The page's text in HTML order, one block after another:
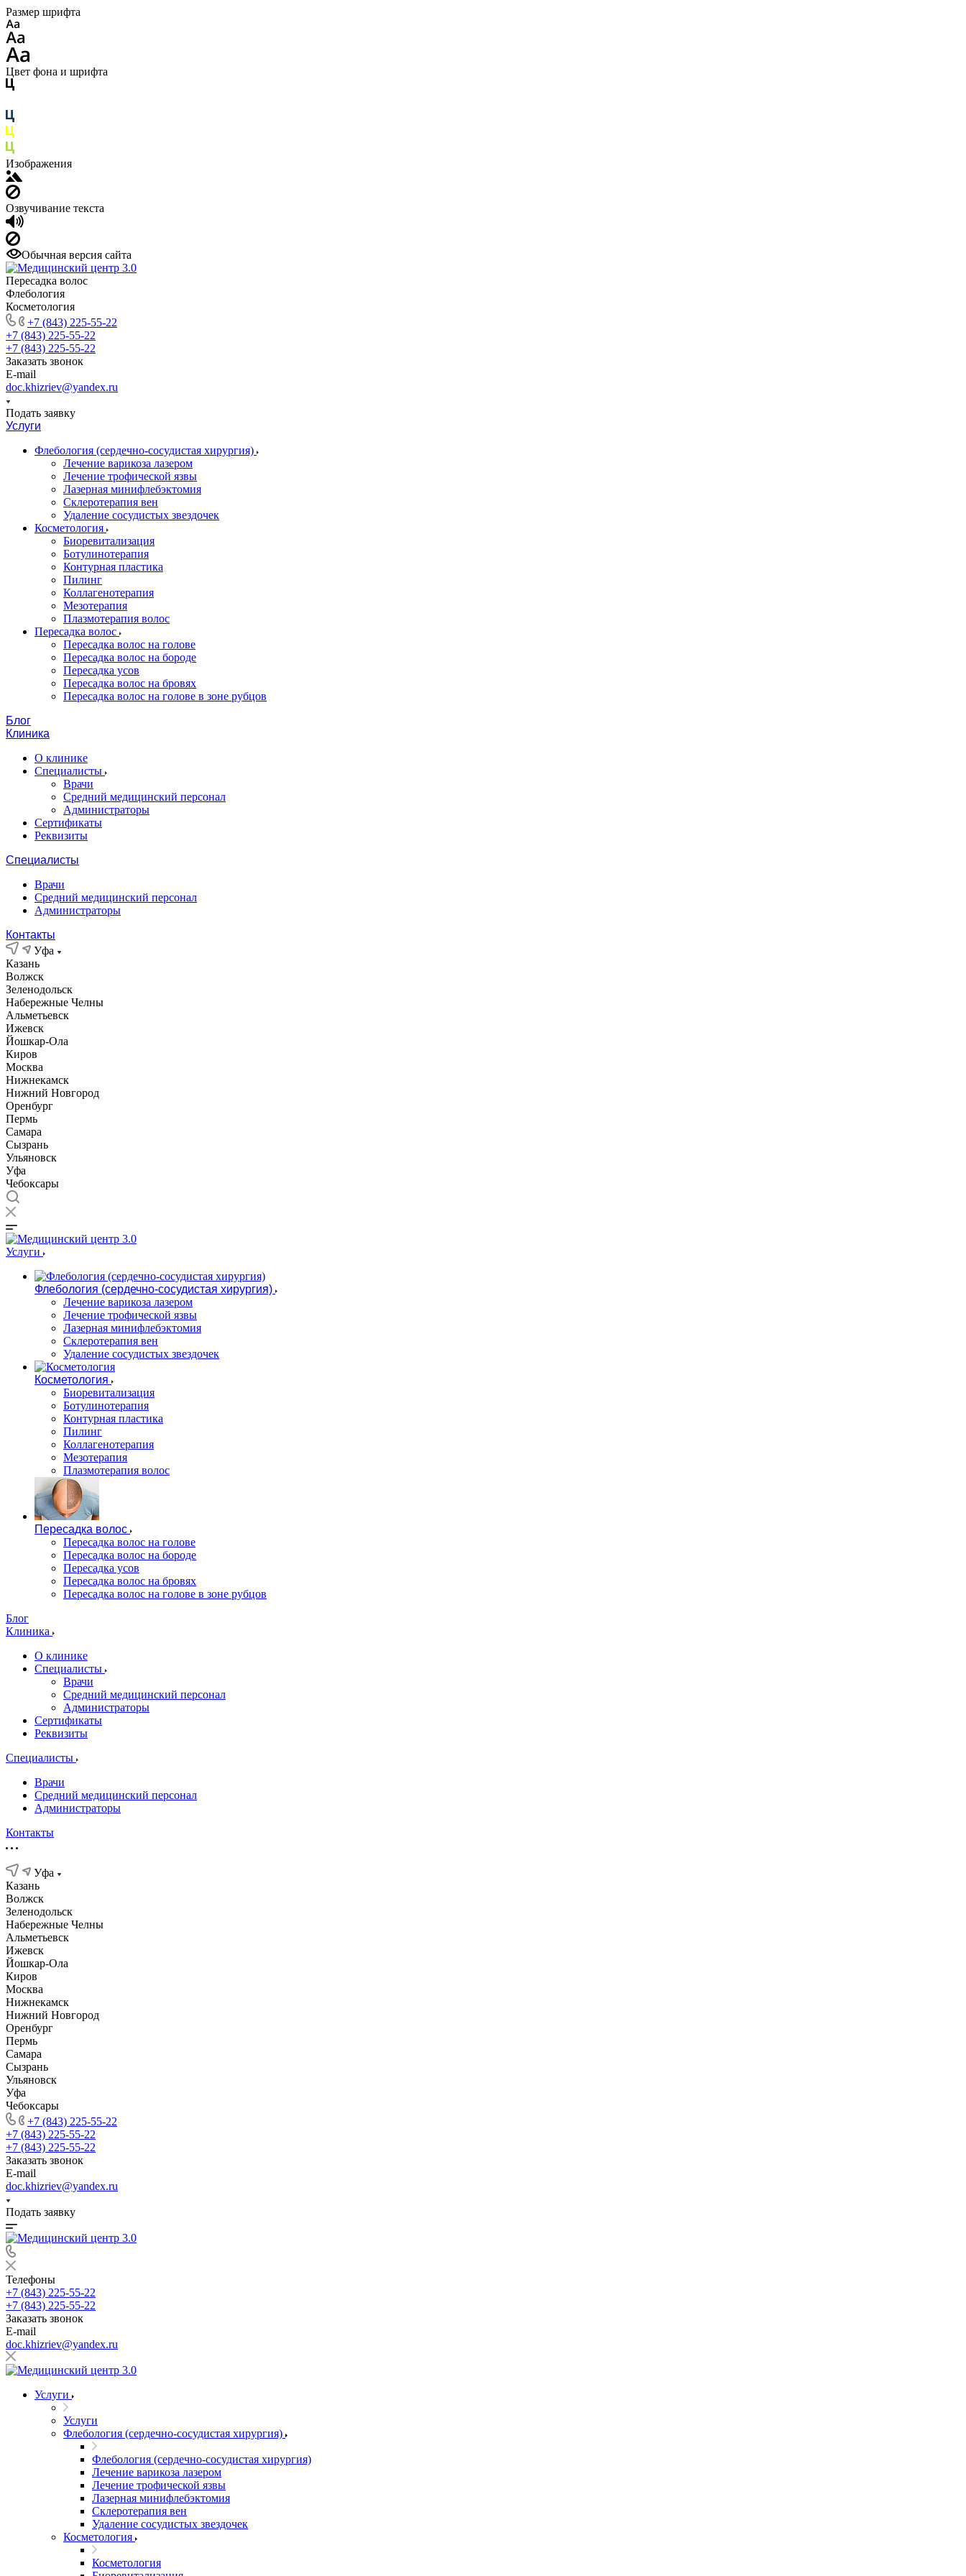
Размер шрифта
Цвет фона и шрифта
Изображения
Озвучивание текста
Обычная версия сайта
Пересадка волос
Флебология
Косметология
+7 (843) 225-55-22
+7 (843) 225-55-22
+7 (843) 225-55-22
Заказать звонок
E-mail
doc.khizriev@yandex.ru
Подать заявку
Услуги
Флебология (сердечно-сосудистая хирургия)
Лечение варикоза лазером
Лечение трофической язвы
Лазерная минифлебэктомия
Cклеротерапия вен
Удаление сосудистых звездочек
Косметология
Биоревитализация
Ботулинотерапия
Контурная пластика
Пилинг
Коллагенотерапия
Мезотерапия
Плазмотерапия волос
Пересадка волос
Пересадка волос на голове
Пересадка волос на бороде
Пересадка усов
Пересадка волос на бровях
Пересадка волос на голове в зоне рубцов
Блог
Клиника
О клинике
Специалисты
Врачи
Средний медицинский персонал
Администраторы
Сертификаты
Реквизиты
Специалисты
Врачи
Средний медицинский персонал
Администраторы
Контакты
Уфа
Казань
Волжск
Зеленодольск
Набережные Челны
Альметьевск
Ижевск
Йошкар-Ола
Киров
Москва
Нижнекамск
Нижний Новгород
Оренбург
Пермь
Самара
Сызрань
Ульяновск
Уфа
Чебоксары
Услуги
Флебология (сердечно-сосудистая хирургия)
Лечение варикоза лазером
Лечение трофической язвы
Лазерная минифлебэктомия
Cклеротерапия вен
Удаление сосудистых звездочек
Косметология
Биоревитализация
Ботулинотерапия
Контурная пластика
Пилинг
Коллагенотерапия
Мезотерапия
Плазмотерапия волос
Пересадка волос
Пересадка волос на голове
Пересадка волос на бороде
Пересадка усов
Пересадка волос на бровях
Пересадка волос на голове в зоне рубцов
Блог
Клиника
О клинике
Специалисты
Врачи
Средний медицинский персонал
Администраторы
Сертификаты
Реквизиты
Специалисты
Врачи
Средний медицинский персонал
Администраторы
Контакты
Уфа
Казань
Волжск
Зеленодольск
Набережные Челны
Альметьевск
Ижевск
Йошкар-Ола
Киров
Москва
Нижнекамск
Нижний Новгород
Оренбург
Пермь
Самара
Сызрань
Ульяновск
Уфа
Чебоксары
+7 (843) 225-55-22
+7 (843) 225-55-22
+7 (843) 225-55-22
Заказать звонок
E-mail
doc.khizriev@yandex.ru
Подать заявку
Телефоны
+7 (843) 225-55-22
+7 (843) 225-55-22
Заказать звонок
E-mail
doc.khizriev@yandex.ru
Услуги
Услуги
Флебология (сердечно-сосудистая хирургия)
Флебология (сердечно-сосудистая хирургия)
Лечение варикоза лазером
Лечение трофической язвы
Лазерная минифлебэктомия
Cклеротерапия вен
Удаление сосудистых звездочек
Косметология
Косметология